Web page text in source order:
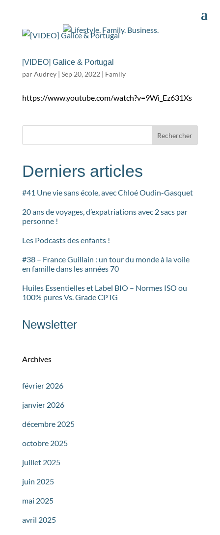
[VIDEO] Galice & Portugal
parAudrey| Sep 20, 2022 | Family
https://www.youtube.com/watch?v=9Wi_Ez631Xs
Rechercher
Derniers articles
#41 Une vie sans école, avec Chloé Oudin-Gasquet
20 ans de voyages, d’expatriations avec 2 sacs par
personne !
Les Podcasts des enfants !
#38 – France Guillain : un tour du monde à la voile
en famille dans les années 70
Huiles Essentielles et Label BIO – Normes ISO ou
100% pures Vs. Grade CPTG
Newsletter
Archives
février 2026
janvier 2026
décembre 2025
octobre 2025
juillet 2025
juin 2025
mai 2025
avril 2025